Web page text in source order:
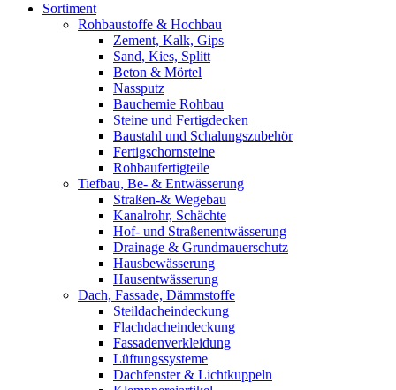
Sortiment
Rohbaustoffe & Hochbau
Zement, Kalk, Gips
Sand, Kies, Splitt
Beton & Mörtel
Nassputz
Bauchemie Rohbau
Steine und Fertigdecken
Baustahl und Schalungszubehör
Fertigschornsteine
Rohbaufertigteile
Tiefbau, Be- & Entwässerung
Straßen-& Wegebau
Kanalrohr, Schächte
Hof- und Straßenentwässerung
Drainage & Grundmauerschutz
Hausbewässerung
Hausentwässerung
Dach, Fassade, Dämmstoffe
Steildacheindeckung
Flachdacheindeckung
Fassadenverkleidung
Lüftungssysteme
Dachfenster & Lichtkuppeln